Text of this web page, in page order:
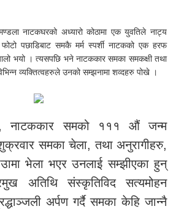
नाटकघरको अध्यारो कोठामा एक युवतिले नाट्य
पछाडिबाट समकै मर्म स्पर्शी नाटकको एक हरफ
भयो । त्यसपछि भने नाटककार समका समकक्षी तथा
व्यक्तित्वहरुले उनको सम्झनामा शव्दहरु पोखे ।
नाटककार समको १११ औं जन्म
समका चेला, तथा अनुरागीहरु,
भेला भएर उनलाई सम्झीएका हुन्
अतिथि संस्कृतिविद सत्यमोहन
अर्पण गर्दै समका केहि जान्नै